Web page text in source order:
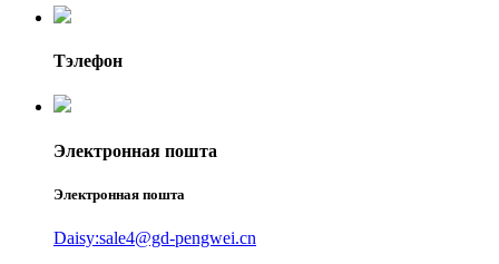
Тэлефон
Электронная пошта
Электронная пошта
Daisy:sale4@gd-pengwei.cn